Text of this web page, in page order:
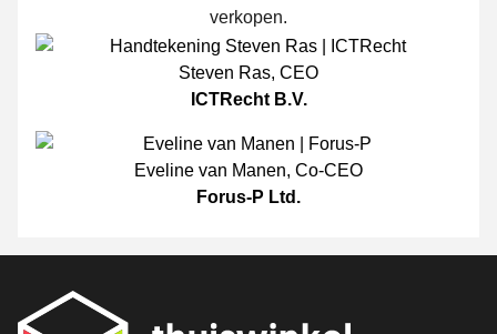
verkopen.
Steven Ras, CEO
ICTRecht B.V.
Eveline van Manen, Co-CEO
Forus-P Ltd.